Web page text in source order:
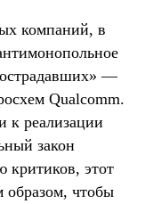
компаний, в
—
Qualcomm.
к реализации
закон
критиков, этот
образом, чтобы